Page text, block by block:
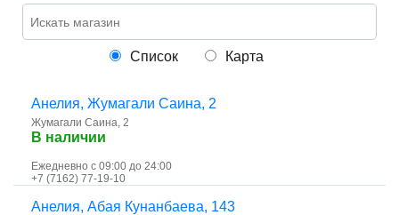
Список Карта
Анелия, ​Жумагали Саина, 2
​Жумагали Саина, 2
В наличии
Ежедневно с 09:00 до 24:00
+7 (7162) 77-19-10
Анелия, ​Абая Кунанбаева, 143